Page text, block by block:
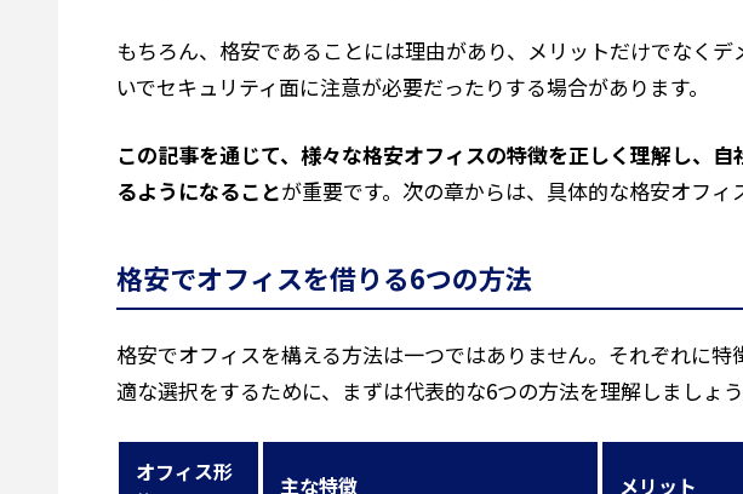
もちろん、格安であることには理由があり、メリットだけでなく
いでセキュリティ面に注意が必要だったりする場合があります。
この記事を通じて、様々な格安オフィスの特徴を正しく理解し、
るようになることが重要です。次の章からは、具体的な格安オフィ
格安でオフィスを借りる6つの方法
格安でオフィスを構える方法は一つではありません。それぞれに
適な選択をするために、まずは代表的な6つの方法を理解しましょう
オフィス形
主な特徴 メリット